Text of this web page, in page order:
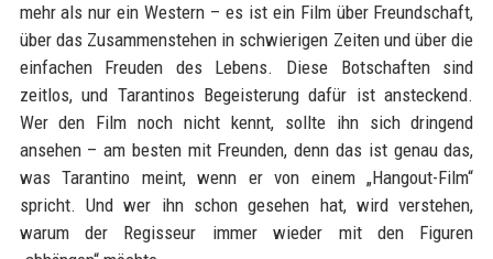
mehr als nur ein Western – es ist ein Film über Freundschaft,
über das Zusammenstehen in schwierigen Zeiten und über die
einfachen Freuden des Lebens. Diese Botschaften sind
zeitlos, und Tarantinos Begeisterung dafür ist ansteckend.
Wer den Film noch nicht kennt, sollte ihn sich dringend
ansehen – am besten mit Freunden, denn das ist genau das,
was Tarantino meint, wenn er von einem „Hangout-Film“
spricht. Und wer ihn schon gesehen hat, wird verstehen,
warum der Regisseur immer wieder mit den Figuren